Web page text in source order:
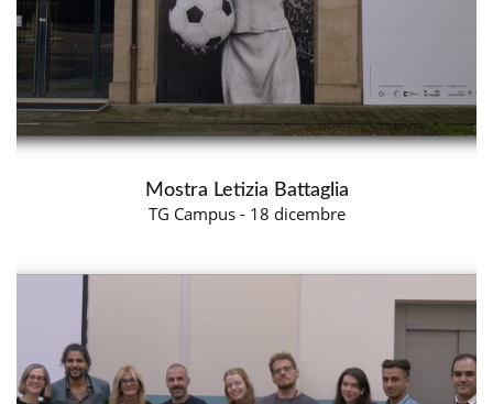
Mostra Letizia Battaglia
TG Campus - 18 dicembre